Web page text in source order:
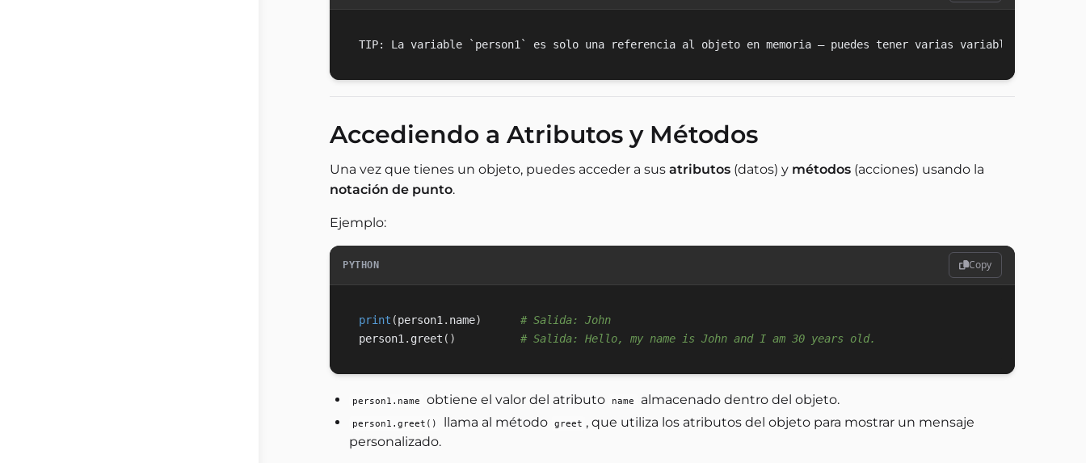
Accediendo a Atributos y Métodos
Una vez que tienes un objeto, puedes acceder a sus atributos (datos) y métodos (acciones) usando la
notación de punto.
Ejemplo:
PYTHON Copy
print (person1 . name)
# Salida: John
person1 . greet ( ) # Salida: Hello, my name is John and I am 30 years old.
person1.name obtiene el valor del atributo name almacenado dentro del objeto.
person1.greet() llama al método greet , que utiliza los atributos del objeto para mostrar un mensaje
personalizado.